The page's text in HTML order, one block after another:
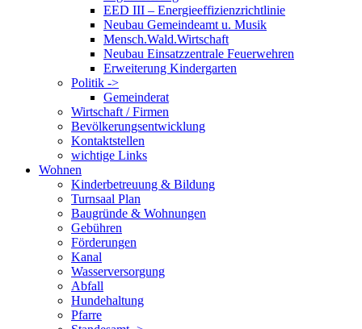
EED III – Energieeffizienzrichtlinie
Neubau Gemeindeamt u. Musik
Mensch.Wald.Wirtschaft
Neubau Einsatzzentrale Feuerwehren
Erweiterung Kindergarten
Politik ->
Gemeinderat
Wirtschaft / Firmen
Bevölkerungsentwicklung
Kontaktstellen
wichtige Links
Wohnen
Kinderbetreuung & Bildung
Turnsaal Plan
Baugründe & Wohnungen
Gebühren
Förderungen
Kanal
Wasserversorgung
Abfall
Hundehaltung
Pfarre